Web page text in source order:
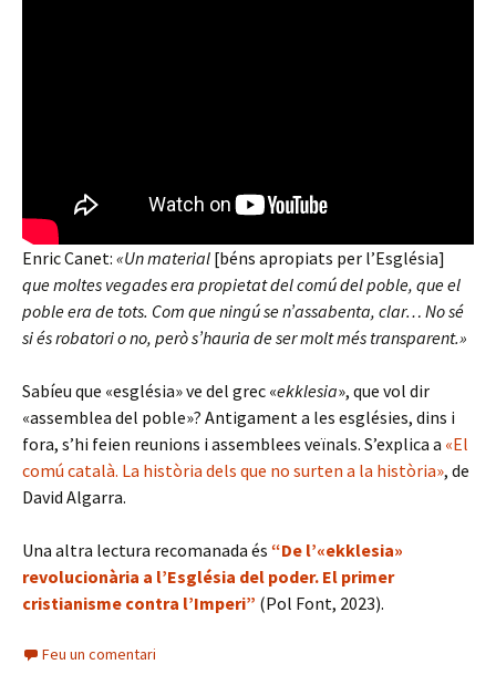
Enric Canet: «Un material [béns apropiats per l’Església]
que moltes vegades era propietat del comú del poble, que el
poble era de tots. Com que ningú se n’assabenta, clar… No sé
si és robatori o no, però s’hauria de ser molt més transparent.»
Sabíeu que «església» ve del grec «ekklesia», que vol dir
«assemblea del poble»? Antigament a les esglésies, dins i
fora, s’hi feien reunions i assemblees veïnals. S’explica a «El
comú català. La història dels que no surten a la història», de
David Algarra.
Una altra lectura recomanada és “De l’«ekklesia»
revolucionària a l’Església del poder. El primer
cristianisme contra l’Imperi” (Pol Font, 2023).
Feu un comentari